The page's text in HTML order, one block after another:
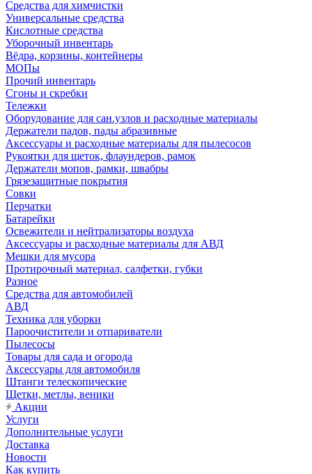
Средства для химчистки
Универсальные средства
Кислотные средства
Уборочный инвентарь
Вёдра, корзины, контейнеры
МОПы
Прочий инвентарь
Сгоны и скребки
Тележки
Оборудование для сан.узлов и расходные материалы
Держатели падов, пады абразивные
Аксессуары и расходные материалы для пылесосов
Рукоятки для щеток, флаундеров, рамок
Держатели мопов, рамки, швабры
Грязезащитные покрытия
Совки
Перчатки
Батарейки
Освежители и нейтрализаторы воздуха
Аксессуары и расходные материалы для АВД
Мешки для мусора
Протирочный материал, салфетки, губки
Разное
Средства для автомобилей
АВД
Техника для уборки
Пароочистители и отпариватели
Пылесосы
Товары для сада и огорода
Аксессуары для автомобиля
Штанги телескопические
Щетки, метлы, веники
Акции
Услуги
Дополнительные услуги
Доставка
Новости
Как купить